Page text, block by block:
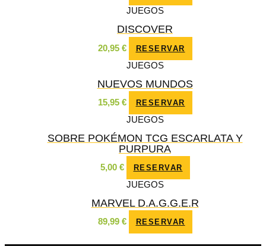
JUEGOS
DISCOVER
20,95 € RESERVAR
JUEGOS
NUEVOS MUNDOS
15,95 € RESERVAR
JUEGOS
SOBRE POKÉMON TCG ESCARLATA Y
PURPURA
5,00 € RESERVAR
JUEGOS
MARVEL D.A.G.G.E.R
89,99 € RESERVAR